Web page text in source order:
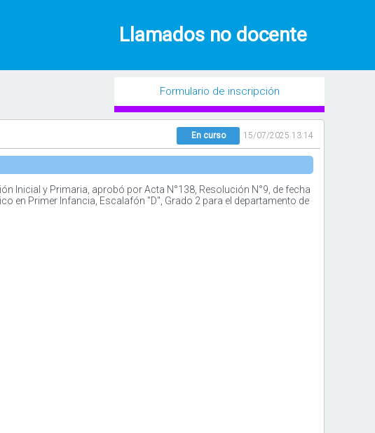
Llamados no docente
Formulario de inscripción
15/07/2025 13:14
En curso
Inicial y Primaria, aprobó por Acta N°138, Resolución N°9, de fecha
en Primer Infancia, Escalafón "D", Grado 2 para el departamento de